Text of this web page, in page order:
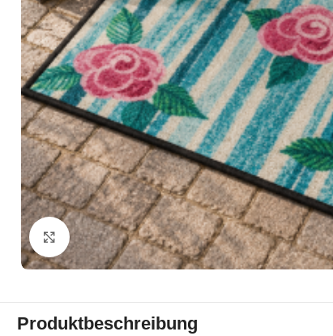
Zum Vergrößern klicken
Produktbeschreibung